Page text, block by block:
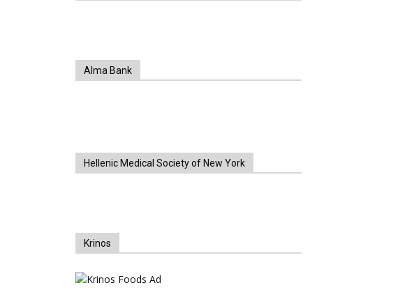
Alma Bank
Hellenic Medical Society of New York
Krinos